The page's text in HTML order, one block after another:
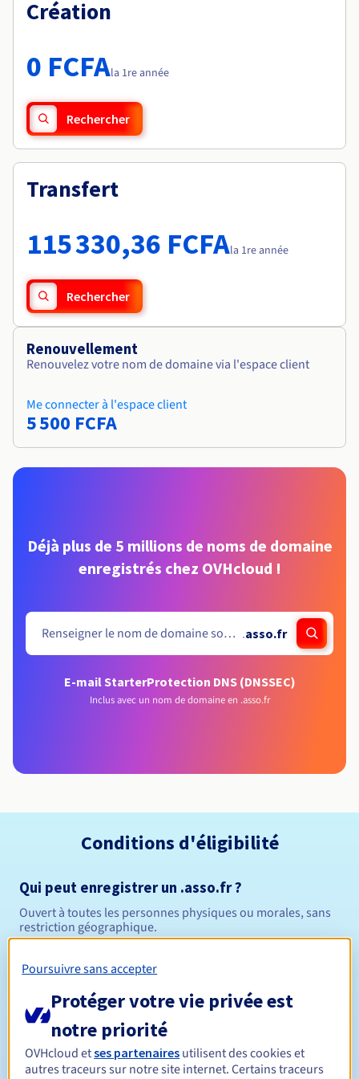
Tarifs
Roadmap & Changelog
Roadmap & Changelog
Création
0 FCFAla 1re année
Rechercher
Transfert
115 330,36 FCFAla 1re année
Rechercher
Renouvellement
Renouvelez votre nom de domaine via l'espace client
Me connecter à l'espace client
5 500 FCFA
Déjà plus de 5 millions de noms de domaine
enregistrés chez OVHcloud !
.asso.fr
E-mail StarterProtection DNS (DNSSEC)
Inclus avec un nom de domaine en .asso.fr
Conditions d'éligibilité
Qui peut enregistrer un .asso.fr ?
Ouvert à toutes les personnes physiques ou morales, sans
restriction géographique.
Règles de gestion et notifications
Durée de réservation
Durée de renouvellement Entre 1 et 10 ans
Poursuivre sans accepter
Protéger votre vie privée est
notre priorité
OVHcloud etses partenaires utilisent des cookies et
autres traceurs sur notre site internet. Certains traceurs